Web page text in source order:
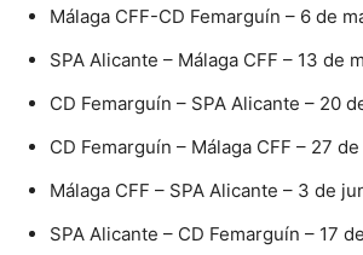
Málaga CFF-CD Femarguín – 6 de
SPA Alicante – Málaga CFF – 13 de
CD Femarguín – SPA Alicante – 20
CD Femarguín – Málaga CFF – 27
Málaga CFF – SPA Alicante – 3 de
SPA Alicante – CD Femarguín – 17